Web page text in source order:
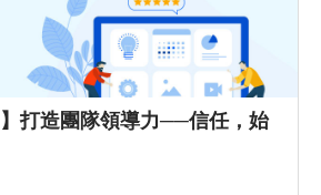
】打造團隊領導力──信任，始